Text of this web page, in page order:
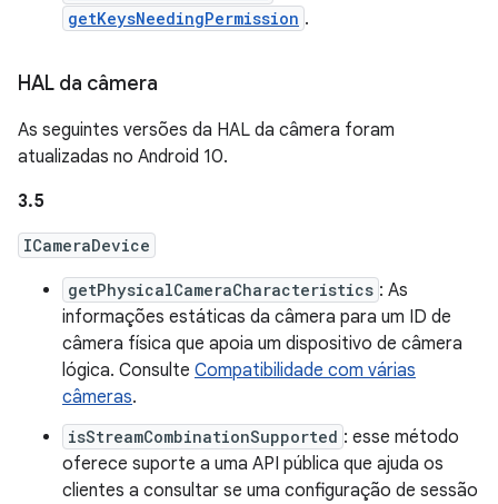
getKeysNeedingPermission .
HAL da câmera
As seguintes versões da HAL da câmera foram
atualizadas no Android 10.
3.5
ICameraDevice
getPhysicalCameraCharacteristics : As
informações estáticas da câmera para um ID de
câmera física que apoia um dispositivo de câmera
lógica. Consulte Compatibilidade com várias
câmeras.
isStreamCombinationSupported : esse método
oferece suporte a uma API pública que ajuda os
clientes a consultar se uma configuração de sessão